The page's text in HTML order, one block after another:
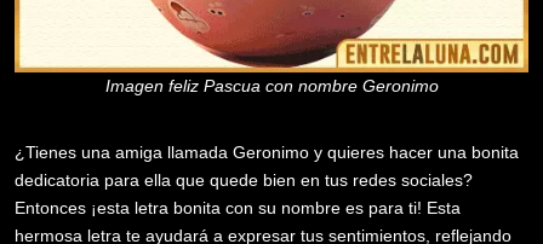
Imagen feliz Pascua con nombre Geronimo
¿Tienes una amiga llamada Geronimo y quieres hacer una bonita
dedicatoria para ella que quede bien en tus redes sociales?
Entonces ¡esta letra bonita con su nombre es para ti! Esta
hermosa letra te ayudará a expresar tus sentimientos, reflejando